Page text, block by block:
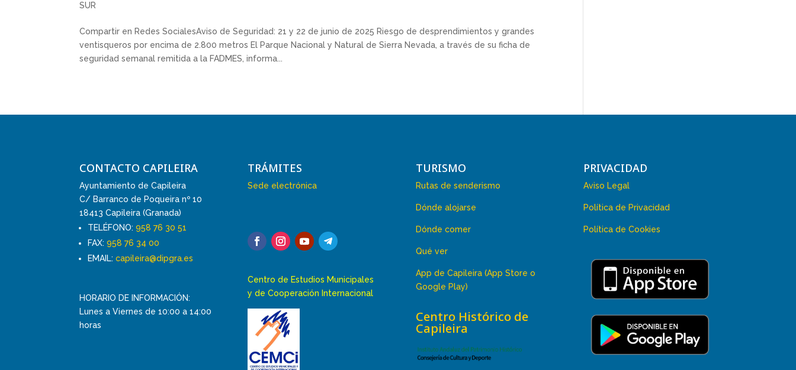
SUR
Compartir en Redes SocialesAviso de Seguridad: 21 y 22 de junio de 2025 Riesgo de desprendimientos y grandes
ventisqueros por encima de 2.800 metros El Parque Nacional y Natural de Sierra Nevada, a través de su ficha de
seguridad semanal remitida a la FADMES, informa...
CONTACTO CAPILEIRA
Ayuntamiento de Capileira
C/ Barranco de Poqueira nº 10
18413 Capileira (Granada)
TELÉFONO:958 76 30 51
FAX:958 76 34 00
EMAIL:capileira@dipgra.es
HORARIO DE INFORMACIÓN:
Lunes a Viernes de 10:00 a 14:00
horas
TRÁMITES
Sede electrónica
Centro de Estudios Municipales
y de Cooperación Internacional
TURISMO
Rutas de senderismo
Dónde alojarse
Dónde comer
Qué ver
App de Capileira (App Store o
Google Play)
Centro Histórico de
Capileira
PRIVACIDAD
Aviso Legal
Política de Privacidad
Política de Cookies